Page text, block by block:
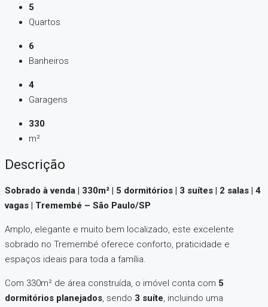
5
Quartos
6
Banheiros
4
Garagens
330
m²
Descrição
Sobrado à venda | 330m² | 5 dormitórios | 3 suítes | 2 salas | 4
vagas | Tremembé – São Paulo/SP
Amplo, elegante e muito bem localizado, este excelente
sobrado no Tremembé oferece conforto, praticidade e
espaços ideais para toda a família.
Com 330m² de área construída, o imóvel conta com 5
dormitórios planejados, sendo 3 suíte, incluindo uma